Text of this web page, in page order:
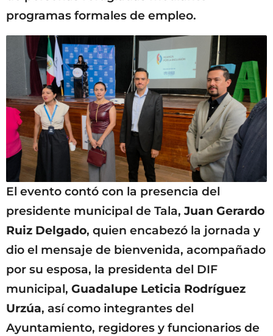
programas formales de empleo.
El evento contó con la presencia del
presidente municipal de Tala, Juan Gerardo
Ruiz Delgado, quien encabezó la jornada y
dio el mensaje de bienvenida, acompañado
por su esposa, la presidenta del DIF
municipal, Guadalupe Leticia Rodríguez
Urzúa, así como integrantes del
Ayuntamiento, regidores y funcionarios de